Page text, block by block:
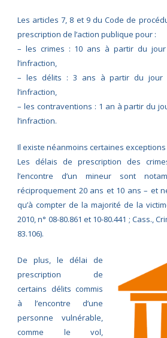
Les articles 7, 8 et 9 du Code de
prescription de l’action publique pour :
– les crimes : 10 ans à partir du
l’infraction,
– les délits : 3 ans à partir du jour
l’infraction,
– les contraventions : 1 an à partir du
l’infraction.
Il existe néanmoins certaines exceptions
Les délais de prescription des
l’encontre d’un mineur sont
réciproquement 20 ans et 10 ans – et
qu’à compter de la majorité de la
2010, n° 08-80.861 et 10-80.441 ; Cass.,
83.106).
De plus, le délai de
prescription de
certains délits commis
à l’encontre d’une
personne vulnérable,
comme le vol,